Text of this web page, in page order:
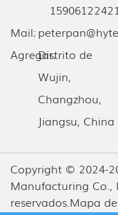
Agregar:Distrito de
Wujin,
Changzhou,
Jiangsu, China
Mail:
Copyright © 2024-
Manufacturing Co.,
reservados.Mapa